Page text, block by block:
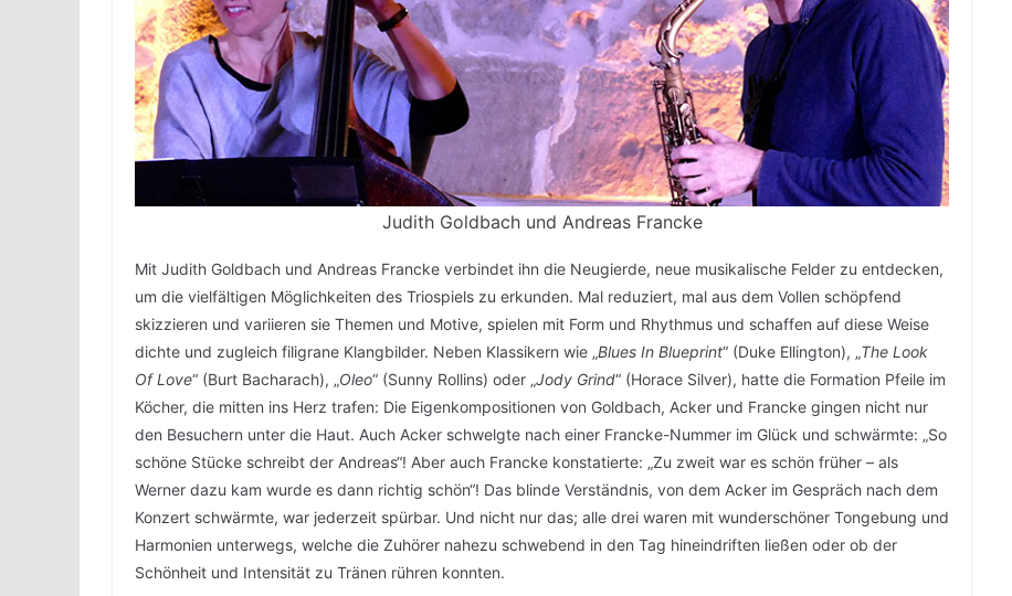
Judith Goldbach und Andreas Francke
Mit Judith Goldbach und Andreas Francke verbindet ihn die Neugierde, neue musikalische Felder zu entdecken,
um die vielfältigen Möglichkeiten des Triospiels zu erkunden. Mal reduziert, mal aus dem Vollen schöpfend
skizzieren und variieren sie Themen und Motive, spielen mit Form und Rhythmus und schaffen auf diese Weise
dichte und zugleich filigrane Klangbilder. Neben Klassikern wie „Blues In Blueprint“ (Duke Ellington), „The Look
Of Love“ (Burt Bacharach), „Oleo“ (Sunny Rollins) oder „Jody Grind“ (Horace Silver), hatte die Formation Pfeile im
Köcher, die mitten ins Herz trafen: Die Eigenkompositionen von Goldbach, Acker und Francke gingen nicht nur
den Besuchern unter die Haut. Auch Acker schwelgte nach einer Francke-Nummer im Glück und schwärmte: „So
schöne Stücke schreibt der Andreas“! Aber auch Francke konstatierte: „Zu zweit war es schön früher – als
Werner dazu kam wurde es dann richtig schön“! Das blinde Verständnis, von dem Acker im Gespräch nach dem
Konzert schwärmte, war jederzeit spürbar. Und nicht nur das; alle drei waren mit wunderschöner Tongebung und
Harmonien unterwegs, welche die Zuhörer nahezu schwebend in den Tag hineindriften ließen oder ob der
Schönheit und Intensität zu Tränen rühren konnten.